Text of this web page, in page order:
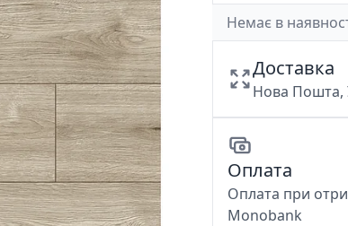
Немає в
Доставка
Нова Пошта,
Оплата
Оплата при
Monobank